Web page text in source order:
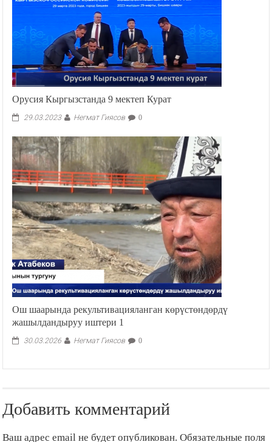
Орусия Кыргызстанда 9 мектеп Курат
29.03.2023 Негмат Гиясов 0
Ош шаарында рекультивацияланган көрүстөндөрдү
жашылдандыруу иштери 1
30.03.2026 Негмат Гиясов 0
Добавить комментарий
Ваш адрес email не будет опубликован. Обязательные поля